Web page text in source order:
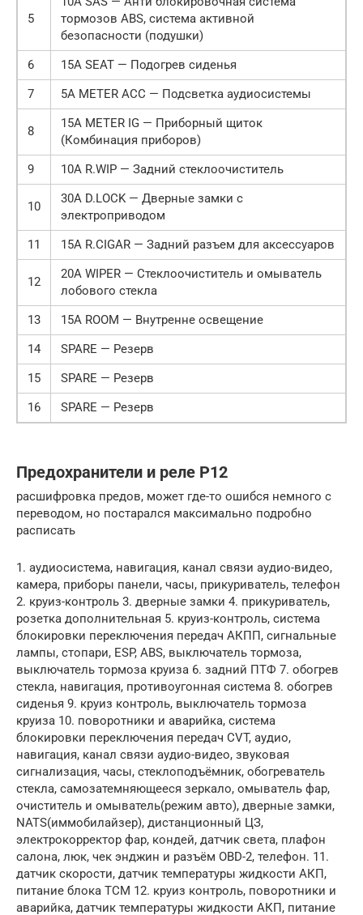
5
тормозов ABS, система активной
безопасности (подушки)
6
15A SEAT — Подогрев сиденья
7
5A METER ACC — Подсветка аудиосистемы
8
15А METER IG — Приборный щиток
(Комбинация приборов)
9
10А R.WIP — Задний стеклоочиститель
10
30А D.LOCK — Дверные замки с
электроприводом
11
15А R.CIGAR — Задний разъем для аксессуаров
12
20А WIPER — Стеклоочиститель и омыватель
лобового стекла
13
15А ROOM — Внутренне освещение
14
SPARE — Резерв
15
SPARE — Резерв
16
SPARE — Резерв
Предохранители и реле Р12
расшифровка предов, может где-то ошибся немного с
переводом, но постарался максимально подробно
расписать
1. аудиосистема, навигация, канал связи аудио-видео,
камера, приборы панели, часы, прикуриватель, телефон
2. круиз-контроль 3. дверные замки 4. прикуриватель,
розетка дополнительная 5. круиз-контроль, система
блокировки переключения передач АКПП, сигнальные
лампы, стопари, ESP, ABS, выключатель тормоза,
выключатель тормоза круиза 6. задний ПТФ 7. обогрев
стекла, навигация, противоугонная система 8. обогрев
сиденья 9. круиз контроль, выключатель тормоза
круиза 10. поворотники и аварийка, система
блокировки переключения передач CVT, аудио,
навигация, канал связи аудио-видео, звуковая
сигнализация, часы, стеклоподъёмник, обогреватель
стекла, самозатемняющееся зеркало, омыватель фар,
очиститель и омыватель(режим авто), дверные замки,
NATS(иммобилайзер), дистанционный ЦЗ,
электрокорректор фар, кондей, датчик света, плафон
салона, люк, чек энджин и разъём OBD-2, телефон. 11.
датчик скорости, датчик температуры жидкости АКП,
питание блока TCM 12. круиз контроль, поворотники и
аварийка, датчик температуры жидкости АКП, питание